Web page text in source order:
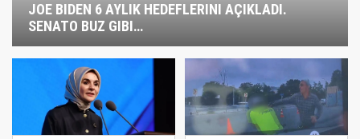
JOE BIDEN 6 AYLIK HEDEFLERINI AÇIKLADI.
SENATO BUZ GIBI…